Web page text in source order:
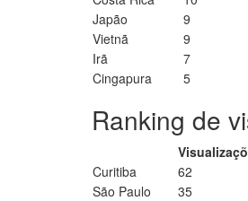
Japão
9
Vietnã
9
Irã
7
Cingapura
5
Ranking de
Curitiba
62
São Paulo
35